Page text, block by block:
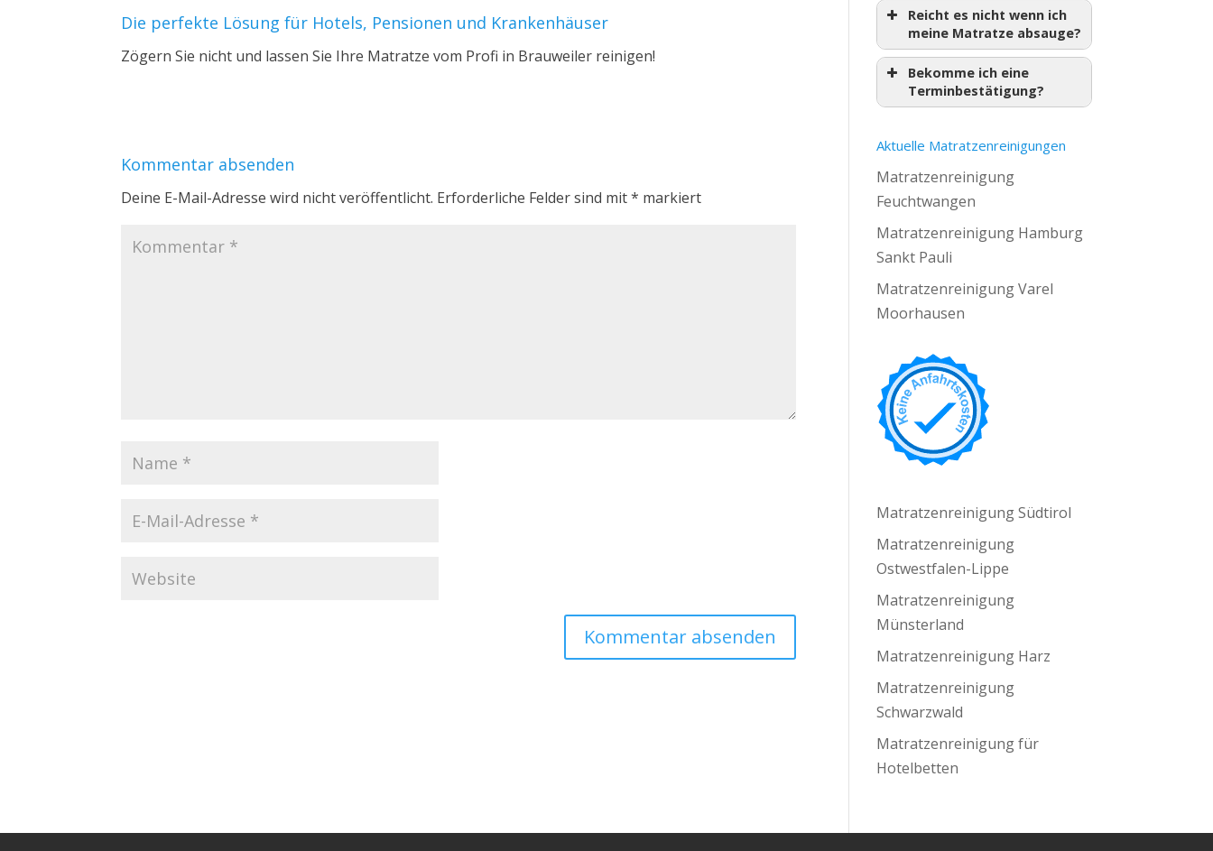
Die perfekte Lösung für Hotels, Pensionen und Krankenhäuser
Zögern Sie nicht und lassen Sie Ihre Matratze vom Profi in Brauweiler reinigen!
Kommentar absenden
Deine E-Mail-Adresse wird nicht veröffentlicht. Erforderliche Felder sind mit* markiert
Reicht es nicht wenn ich
meine Matratze absauge?
Bekomme ich eine
Terminbestätigung?
Aktuelle Matratzenreinigungen
Matratzenreinigung
Feuchtwangen
Matratzenreinigung Hamburg
Sankt Pauli
Matratzenreinigung Varel
Moorhausen
Matratzenreinigung Südtirol
Matratzenreinigung
Ostwestfalen-Lippe
Matratzenreinigung
Münsterland
Matratzenreinigung Harz
Matratzenreinigung
Schwarzwald
Matratzenreinigung für
Hotelbetten